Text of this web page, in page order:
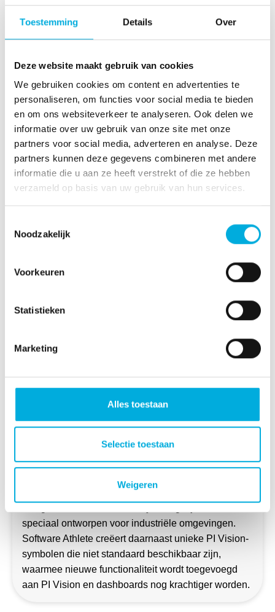
Toestemming Details Over
Deze website maakt gebruik van cookies
We gebruiken cookies om content en advertenties te
personaliseren, om functies voor social media te bieden
en om ons websiteverkeer te analyseren. Ook delen we
informatie over uw gebruik van onze site met onze
partners voor social media, adverteren en analyse. Deze
partners kunnen deze gegevens combineren met andere
informatie die u aan ze heeft verstrekt of die ze hebben
verzameld op basis van uw gebruik van hun services.
Noodzakelijk
Voorkeuren
Statistieken
Marketing
Alles toestaan
Selectie toestaan
Weigeren
Aspentech
Aspentech IP.21 is een krachtig procesdata-platform
dat real-time en historische data verzamelt, opslaat
en toegankelijk maakt voor analyse en optimalisatie.
Het systeem ondersteunt industriële bedrijven bij het
verbeteren van operationele efficiëntie, het verhogen
van betrouwbaarheid en het nemen van
datagedreven beslissingen. Batenburg Magion past
IP.21 toe in oplossingen die productieprocessen
Software Athlete
ontwikkelt krachtige uitbreidingen
voor AVEVA PI Vision, waarmee gebruikers sneller
Hun suite biedt geavanceerde visualisaties, slimme
speciaal ontworpen voor industriële omgevingen.
Software Athlete creëert daarnaast unieke PI Vision-
symbolen die niet standaard beschikbaar zijn,
waarmee nieuwe functionaliteit wordt toegevoegd
aan PI Vision en dashboards nog krachtiger worden.